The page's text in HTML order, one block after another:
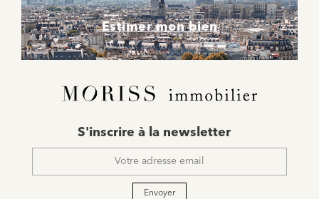
Estimer mon bien
mail
S'inscrire à la newsletter
Envoyer